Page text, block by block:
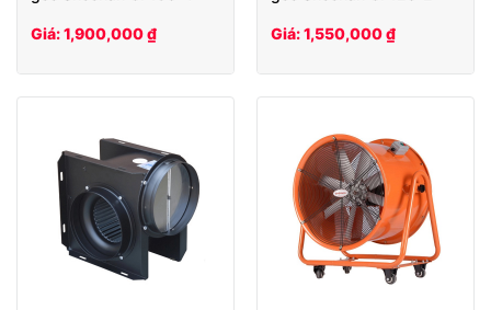
Giá: 1,900,000 ₫ Giá: 1,550,000 ₫